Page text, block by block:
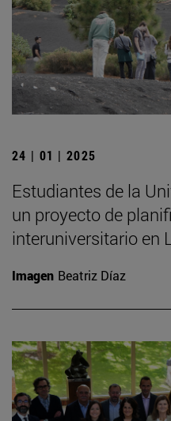
24 | 01 | 2025
Estudiantes de la
un proyecto de
interuniversitario en
Imagen Beatriz Díaz